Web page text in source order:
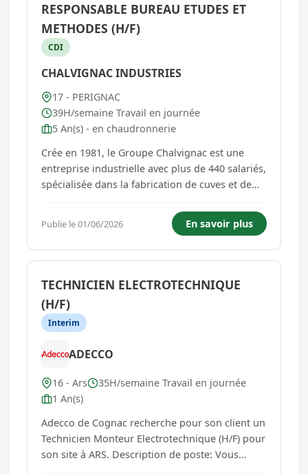
RESPONSABLE BUREAU ETUDES ET
METHODES (H/F)
CDI
CHALVIGNAC INDUSTRIES
17 - PERIGNAC
39H/semaine Travail en journée
5 An(s) - en chaudronnerie
Crée en 1981, le Groupe Chalvignac est une
entreprise industrielle avec plus de 440 salariés,
spécialisée dans la fabrication de cuves et de
d'idées, la créativité, l'échange de compétences
et les talents de chacun, sont des points
précieu...
Publie le 01/06/2026 En savoir plus
TECHNICIEN ELECTROTECHNIQUE
(H/F)
Interim
ADECCO
16 - Ars
35H/semaine Travail en journée
1 An(s)
Adecco de Cognac recherche pour son client un
Technicien Monteur Electrotechnique (H/F) pour
son site à ARS. Description de poste: Vous